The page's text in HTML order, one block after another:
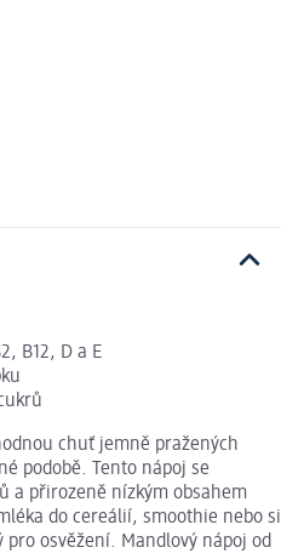
B12, D a E
chuť jemně pražených
podobě. Tento nápoj se
a přirozeně nízkým obsahem
do cereálií, smoothie nebo si
osvěžení. Mandlový nápoj od